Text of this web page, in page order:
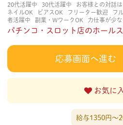
20代活躍中 30代活躍中 お客様との対話
ネイルOK
ピアスOK フリーター歓迎 フ
者活躍中
副業・WワークOK 力仕事が少な
学歴不問
服装自由 未経験・初心者OK
経験不要
立ち仕事 経験者・有資格者歓迎
自由
パチンコ・スロット店のホール
応募画面へ進む
お気に
給与1350円〜